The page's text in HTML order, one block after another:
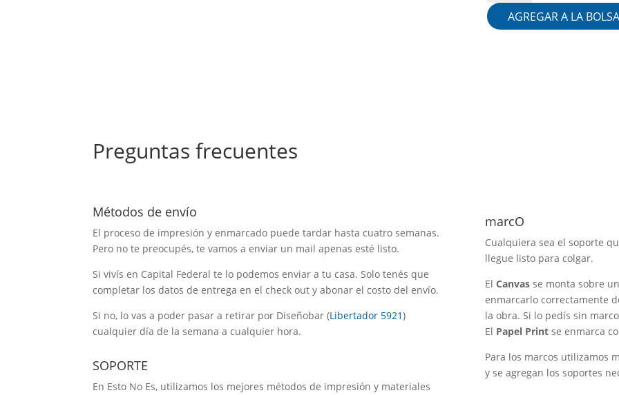
AGREGAR A LA BOLSA
Preguntas frecuentes
Métodos de envío
El proceso de impresión y enmarcado puede tardar hasta cuatro semanas.
Pero no te preocupés, te vamos a enviar un mail apenas esté listo.
Si vivís en Capital Federal te lo podemos enviar a tu casa. Solo tenés que
completar los datos de entrega en el check out y abonar el costo del envío.
Si no, lo vas a poder pasar a retirar por Diseñobar (Libertador 5921)
cualquier día de la semana a cualquier hora.
SOPORTE
En Esto No Es, utilizamos los mejores métodos de impresión y materiales
marcO
Cualquiera sea el soporte
llegue listo para colgar.
El Canvasse monta sobre
enmarcarlo correctamente
la obra. Si lo pedís sin
El Papel Print se enmarca
Para los marcos utilizamos
y se agregan los soportes